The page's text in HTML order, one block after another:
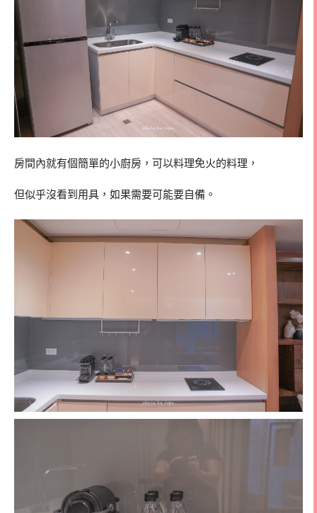
房間內就有個簡單的小廚房，可以料理免火的料理，
但似乎沒看到用具，如果需要可能要自備。